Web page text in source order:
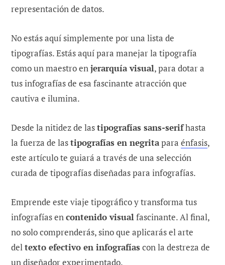
representación de datos.
No estás aquí simplemente por una lista de
tipografías. Estás aquí para manejar la tipografía
como un maestro enjerarquía visual, para dotar a
tus infografías de esa fascinante atracción que
cautiva e ilumina.
Desde la nitidez de lastipografías sans-serifhasta
la fuerza de lastipografías en negritapara énfasis,
este artículo te guiará a través de una selección
curada de tipografías diseñadas para infografías.
Emprende este viaje tipográfico y transforma tus
infografías encontenido visualfascinante. Al final,
no solo comprenderás, sino que aplicarás el arte
deltexto efectivo en infografías con la destreza de
un diseñador experimentado.